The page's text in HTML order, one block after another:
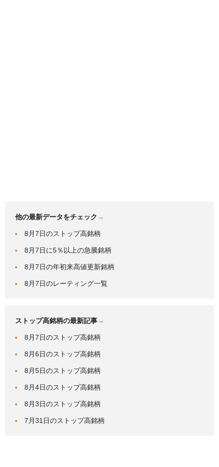
他の最新データをチェック →
8月7日のストップ高銘柄
8月7日に5％以上の急騰銘柄
8月7日の年初来高値更新銘柄
8月7日のレーティング一覧
ストップ高銘柄の最新記事→
8月7日のストップ高銘柄
8月6日のストップ高銘柄
8月5日のストップ高銘柄
8月4日のストップ高銘柄
8月3日のストップ高銘柄
7月31日のストップ高銘柄